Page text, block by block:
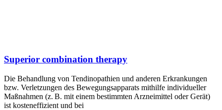
Superior combination therapy
Die Behandlung von Tendinopathien und anderen Erkrankungen
bzw. Verletzungen des Bewegungsapparats mithilfe individueller
Maßnahmen (z. B. mit einem bestimmten Arzneimittel oder Gerät)
ist kosteneffizient und bei